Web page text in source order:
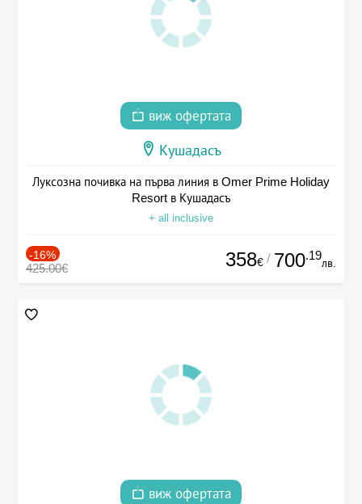
виж офертата
Кушадасъ
Луксозна почивка на първа линия в Omer Prime Holiday
Resort в Кушадасъ
+ all inclusive
-16%
425.00€ 358€ / 700.19
лв.
виж офертата